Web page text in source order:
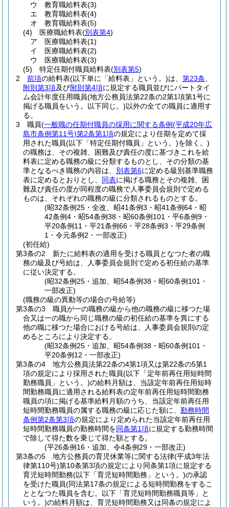
ウ
教育職給料表(3)
エ
教育職給料表(4)
オ
教育職給料表(5)
(4)
医療職給料表(別表第4)
ア
医療職給料表(1)
イ
医療職給料表(2)
ウ
医療職給料表(3)
(5)
特定任期付職員給料表(別表第5)
2
前項の給料表(以下単に「給料表」という。)は、 第23条
附則第3項及び附則第4項に規定する職員並びにパートタイ
ム会計年度任用職員(地方公務員法第22条の2第1項第1号に
掲げる職員をいう。以下同じ。)以外の全ての職員に適用す
る。
3
職員(一般職の任期付職員の採用に関する条例(平成20年広
島市条例第11号)第2条第1項の規定により任期を定めて採
用された職員(以下「特定任期付職員」という。)を除く。)
の職務は、その複雑、困難及び責任の度に基づきこれを給
料表に定める職務の級に分類するものとし、その分類の基
準となるべき職務の内容は、 別表第6に定める級別基準職務
表に定めるとおりとし、 同表に掲げる職務とその複雑、困
難及び責任の度が同程度の職務で人事委員会規則で定める
ものは、それぞれの職務の級に分類されるものとする。
(昭32条例25・全改、昭41条例3・昭41条例64・昭
42条例4・昭54条例38・昭60条例101・平6条例9・
平20条例11・平21条例66・平28条例3・平29条例
1・令元条例2・一部改正)
(初任給)
第3条の2
新たに給料表の適用を受ける職員となつた者の職
務の級及び号給は、人事委員会規則で定める初任給の基準
に従い決定する。
(昭32条例25・追加、昭54条例38・昭60条例101・
一部改正)
(職務の級の異動等の場合の号給等)
第3条の3
職員が一の職務の級から他の職務の級に移つた場
合又は一の職から同じ職務の級の初任給の基準を異にする
他の職に移つた場合における号給は、人事委員会規則の定
めるところにより決定する。
(昭32条例25・追加、昭54条例38・昭60条例101・
平20条例12・一部改正)
第3条の4
地方公務員法第22条の4第1項又は第22条の5第1
項の規定により採用された職員(以下「定年前再任用短時間
勤務職員」という。)の給料月額は、当該定年前再任用短時
間勤務職員に適用される給料表の定年前再任用短時間勤務
職員の項に掲げる基準給料月額のうち、当該定年前再任用
短時間勤務職員の属する職務の級に応じた額に、 勤務時間
条例第2条第3項の規定により定められた当該定年前再任用
短時間勤務職員の勤務時間を同条第1項に規定する勤務時間
で除して得た数を乗じて得た額とする。
(平26条例16・追加、令4条例29・一部改正)
第3条の5
地方公務員の育児休業等に関する法律(平成3年法
律第110号)第10条第3項の規定により同条第1項に規定する
育児短時間勤務(以下「育児短時間勤務」という。)の承認
を受けた職員(同法第17条の規定による短時間勤務をするこ
ととなつた職員を含む。以下「育児短時間勤務職員等」と
いう。)の給料月額は、育児短時間勤務又は同条の規定によ